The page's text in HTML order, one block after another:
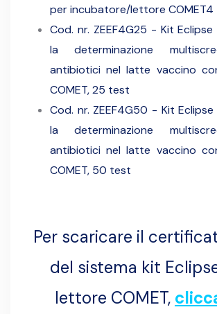
per incubatore/lettore COMET4
Cod. nr. ZEEF4G25 - Kit
la determinazione
antibiotici nel latte vaccino
COMET, 25 test
Cod. nr. ZEEF4G50 - Kit
la determinazione
antibiotici nel latte vaccino
COMET, 50 test
Per scaricare il
del sistema kit
lettore COMET,